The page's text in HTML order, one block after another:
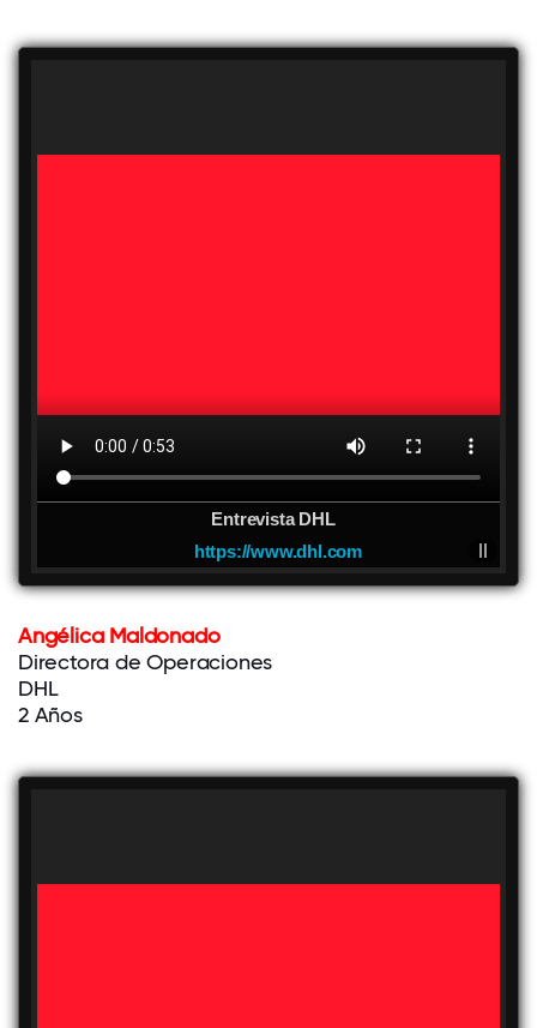
Entrevista DHL
https://www.dhl.com
Angélica Maldonado
Directora de Operaciones
DHL
2 Años